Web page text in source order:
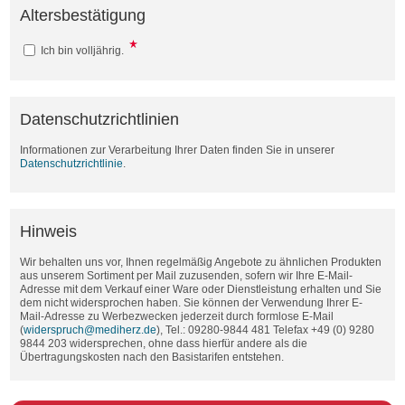
Altersbestätigung
Ich bin volljährig.
Datenschutzrichtlinien
Informationen zur Verarbeitung Ihrer Daten finden Sie in unserer
Datenschutzrichtlinie
Hinweis
Wir behalten uns vor, Ihnen regelmäßig Angebote zu ähnlichen Produkten
aus unserem Sortiment per Mail zuzusenden, sofern wir Ihre E-Mail-
Adresse mit dem Verkauf einer Ware oder Dienstleistung erhalten und Sie
dem nicht widersprochen haben. Sie können der Verwendung Ihrer E-
Mail-Adresse zu Werbezwecken jederzeit durch formlose E-Mail
(widerspruch@mediherz.de), Tel.: 09280-9844 481 Telefax +49 (0) 9280
9844 203 widersprechen, ohne dass hierfür andere als die
Übertragungskosten nach den Basistarifen entstehen.